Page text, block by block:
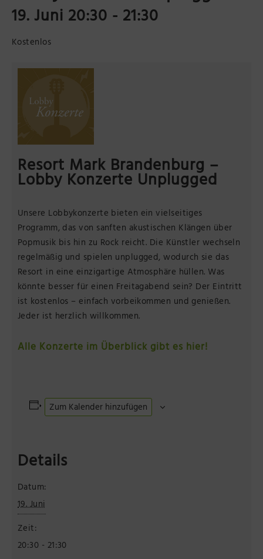
Präsenzstelle Prignitz Standort Neuruppin
Museum Neuruppin
Brandenburg-Preußen Museum Wustrau
Wegemuseum Wusterhausen/Dosse
19. Juni 20:30-21:30
Kostenlos
Resort Mark Brandenburg –
Lobby Konzerte Unplugged
Unsere Lobbykonzerte bieten ein vielseitiges
Programm, das von sanften akustischen Klängen über
Popmusik bis hin zu Rock reicht. Die Künstler wechseln
regelmäßig und spielen unplugged, wodurch sie das
Resort in eine einzigartige Atmosphäre hüllen. Was
könnte besser für einen Freitagabend sein? Der Eintritt
ist kostenlos – einfach vorbeikommen und genießen.
Jeder ist herzlich willkommen.
Alle Konzerte im Überblick gibt es hier!
Zum Kalender hinzufügen
Details
Datum:
19. Juni
Zeit:
20:30 - 21:30